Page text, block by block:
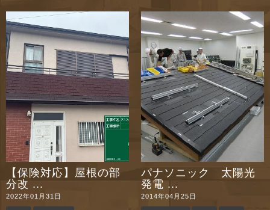
【保険対応】屋根の部
分改 ...
2022年01月31日
パナソニック 太陽光
発電 ...
2014年04月25日